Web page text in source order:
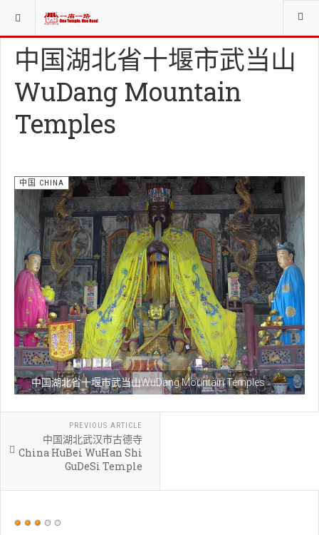
当前位置： 各国祭祀INT. WORSHIP ORG.
中国湖北省十堰市武当山
WuDang Mountain
Temples
中国湖北省十堰市武当山WuDang Mountain Temples
中国 CHINA
PREVIOUS ARTICLE
中国湖北武汉市古德寺
China HuBei WuHan Shi
GuDeSi Temple
用